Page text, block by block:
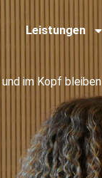
Leistungen
im Kopf bleiben